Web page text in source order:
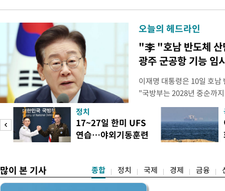
오늘의 헤드라인
"李 "호남 반도체 산
광주 군공항 기능 임
이재명 대통령은 10일 호
"국방부는 2028년 중순까
으로 임시 배치해서 광주
조기에 활용될 수 있도록
대통령은 이날 오후 청와대
차 민관합동 점검회의'에서
정치
17~27일 한미 UFS
연습…야외기동훈련
많이 본 기사 종합 정치 국제 경제 금융